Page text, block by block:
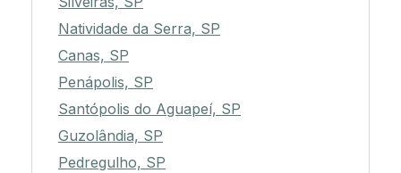
Natividade da Serra, SP
Canas, SP
Penápolis, SP
Santópolis do Aguapeí, SP
Guzolândia, SP
Pedregulho, SP